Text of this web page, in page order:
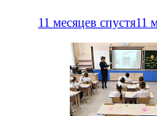
11 месяцев спустя11